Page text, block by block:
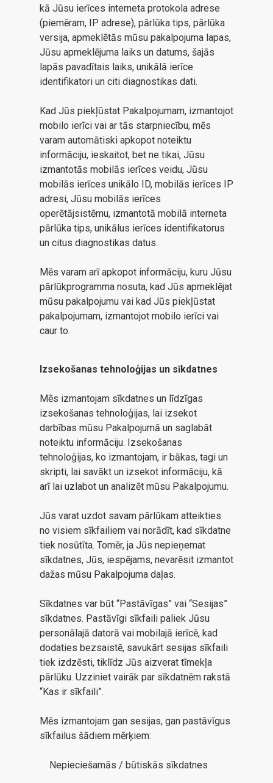
kā Jūsu ierīces interneta protokola adrese
(piemēram, IP adrese), pārlūka tips, pārlūka
versija, apmeklētās mūsu pakalpojuma lapas,
Jūsu apmeklējuma laiks un datums, šajās
lapās pavadītais laiks, unikālā ierīce
identifikatori un citi diagnostikas dati.
Kad Jūs piekļūstat Pakalpojumam, izmantojot
mobilo ierīci vai ar tās starpniecību, mēs
varam automātiski apkopot noteiktu
informāciju, ieskaitot, bet ne tikai, Jūsu
izmantotās mobilās ierīces veidu, Jūsu
mobilās ierīces unikālo ID, mobilās ierīces IP
adresi, Jūsu mobilās ierīces
operētājsistēmu, izmantotā mobilā interneta
pārlūka tips, unikālus ierīces identifikatorus
un citus diagnostikas datus.
Mēs varam arī apkopot informāciju, kuru Jūsu
pārlūkprogramma nosuta, kad Jūs apmeklējat
mūsu pakalpojumu vai kad Jūs piekļūstat
pakalpojumam, izmantojot mobilo ierīci vai
caur to.
Izsekošanas tehnoloģijas un sīkdatnes
Mēs izmantojam sīkdatnes un līdzīgas
izsekošanas tehnoloģijas, lai izsekot
darbības mūsu Pakalpojumā un saglabāt
noteiktu informāciju. Izsekošanas
tehnoloģijas, ko izmantojam, ir bākas, tagi un
skripti, lai savākt un izsekot informāciju, kā
arī lai uzlabot un analizēt mūsu Pakalpojumu.
Jūs varat uzdot savam pārlūkam atteikties
no visiem sīkfailiem vai norādīt, kad sīkdatne
tiek nosūtīta. Tomēr, ja Jūs nepieņemat
sīkdatnes, Jūs, iespējams, nevarēsit izmantot
dažas mūsu Pakalpojuma daļas.
Sīkdatnes var būt “Pastāvīgas” vai “Sesijas”
sīkdatnes. Pastāvīgi sīkfaili paliek Jūsu
personālajā datorā vai mobilajā ierīcē, kad
dodaties bezsaistē, savukārt sesijas sīkfaili
tiek izdzēsti, tiklīdz Jūs aizverat tīmekļa
pārlūku. Uzziniet vairāk par sīkdatnēm rakstā
“Kas ir sīkfaili”.
Mēs izmantojam gan sesijas, gan pastāvīgus
sīkfailus šādiem mērķiem:
Nepieciešamās / būtiskās sīkdatnes